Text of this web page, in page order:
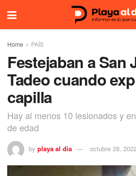
Home PAÍS
Festejaban a San
Tadeo cuando
capilla
Hay al menos 10 lesionados y
de edad
by playa al dia octubre 28,